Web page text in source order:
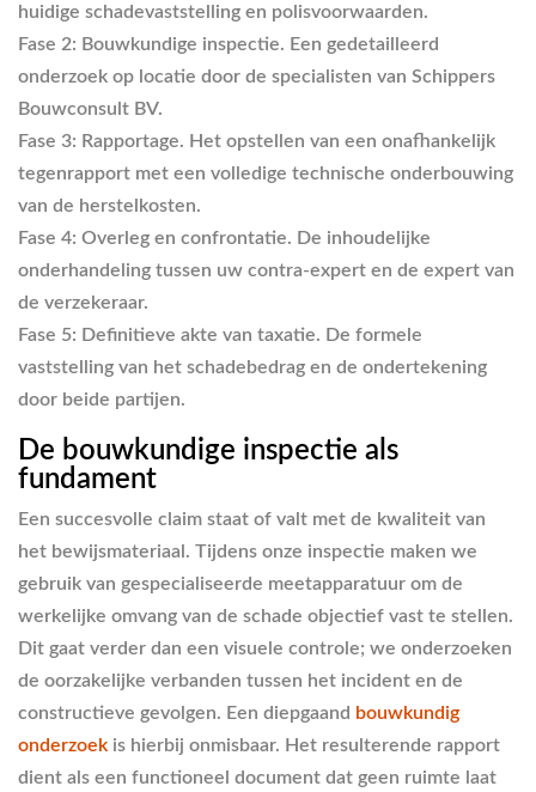
huidige schadevaststelling en polisvoorwaarden.
Fase 2: Bouwkundige inspectie. Een gedetailleerd
onderzoek op locatie door de specialisten van Schippers
Bouwconsult BV.
Fase 3: Rapportage. Het opstellen van een onafhankelijk
tegenrapport met een volledige technische onderbouwing
van de herstelkosten.
Fase 4: Overleg en confrontatie. De inhoudelijke
onderhandeling tussen uw contra-expert en de expert van
de verzekeraar.
Fase 5: Definitieve akte van taxatie. De formele
vaststelling van het schadebedrag en de ondertekening
door beide partijen.
De bouwkundige inspectie als
fundament
Een succesvolle claim staat of valt met de kwaliteit van
het bewijsmateriaal. Tijdens onze inspectie maken we
gebruik van gespecialiseerde meetapparatuur om de
werkelijke omvang van de schade objectief vast te stellen.
Dit gaat verder dan een visuele controle; we onderzoeken
de oorzakelijke verbanden tussen het incident en de
constructieve gevolgen. Een diepgaand bouwkundig
onderzoek is hierbij onmisbaar. Het resulterende rapport
dient als een functioneel document dat geen ruimte laat